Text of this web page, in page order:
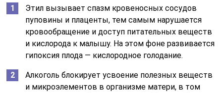
Этил вызывает спазм кровеносных сосудов
пуповины и плаценты, тем самым нарушается
кровообращение и доступ питательных веществ
и кислорода к малышу. На этом фоне развивается
гипоксия плода — кислородное голодание.
Алкоголь блокирует усвоение полезных веществ
и микроэлементов в организме матери, в том